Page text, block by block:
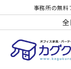
事務所の無料